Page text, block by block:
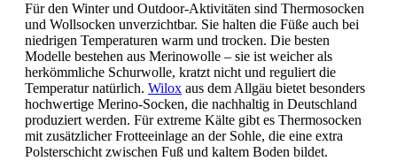
Für den Winter und Outdoor-Aktivitäten sind Thermosocken
und Wollsocken unverzichtbar. Sie halten die Füße auch bei
niedrigen Temperaturen warm und trocken. Die besten
Modelle bestehen aus Merinowolle – sie ist weicher als
herkömmliche Schurwolle, kratzt nicht und reguliert die
Temperatur natürlich. Wilox aus dem Allgäu bietet besonders
hochwertige Merino-Socken, die nachhaltig in Deutschland
produziert werden. Für extreme Kälte gibt es Thermosocken
mit zusätzlicher Frotteeinlage an der Sohle, die eine extra
Polsterschicht zwischen Fuß und kaltem Boden bildet.